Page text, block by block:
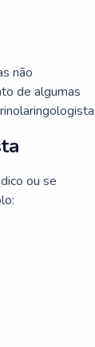
não
de algumas
ou se